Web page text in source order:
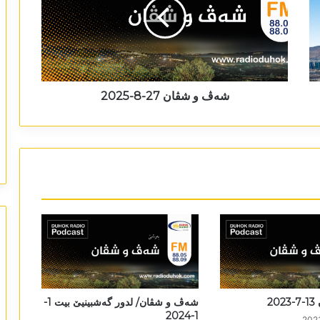
شەڤ و شڤان 27-8-2025
شەڤ و شڤان/ لدور گەشبینیێ بیت 1-
1-2024